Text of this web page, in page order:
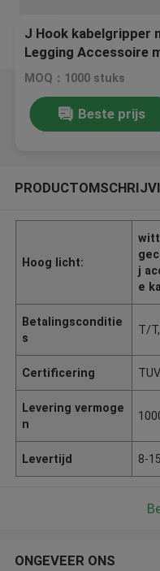
J Hook kabelgripper
Legging Accessoire
MOQ：1000 stuks
Beste prijs
Hoog licht:
j
e
Betalingsconditie
s
T/
Certificering
Levering vermoge
n
Levertijd 8-
ONGEVEER ONS